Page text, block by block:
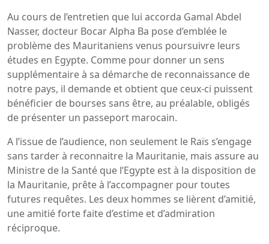
Au cours de l’entretien que lui accorda Gamal Abdel
Nasser, docteur Bocar Alpha Ba pose d’emblée le
problème des Mauritaniens venus poursuivre leurs
études en Egypte. Comme pour donner un sens
supplémentaire à sa démarche de reconnaissance de
notre pays, il demande et obtient que ceux-ci puissent
bénéficier de bourses sans être, au préalable, obligés
de présenter un passeport marocain.
A l’issue de l’audience, non seulement le Raïs s’engage
sans tarder à reconnaitre la Mauritanie, mais assure au
Ministre de la Santé que l’Egypte est à la disposition de
la Mauritanie, prête à l’accompagner pour toutes
futures requêtes. Les deux hommes se lièrent d’amitié,
une amitié forte faite d’estime et d’admiration
réciproque.